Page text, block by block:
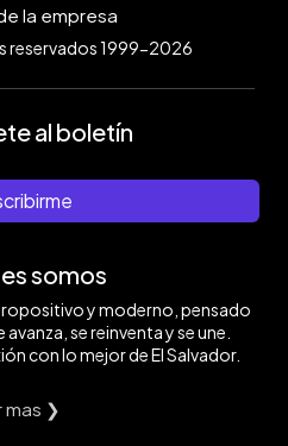
reservados 1999-2026
al boletín
somos
y moderno, pensado
se reinventa y se une.
con lo mejor de El Salvador.
mas ❯